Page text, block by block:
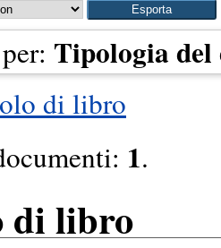
Tipologia del
di libro
1.
di libro